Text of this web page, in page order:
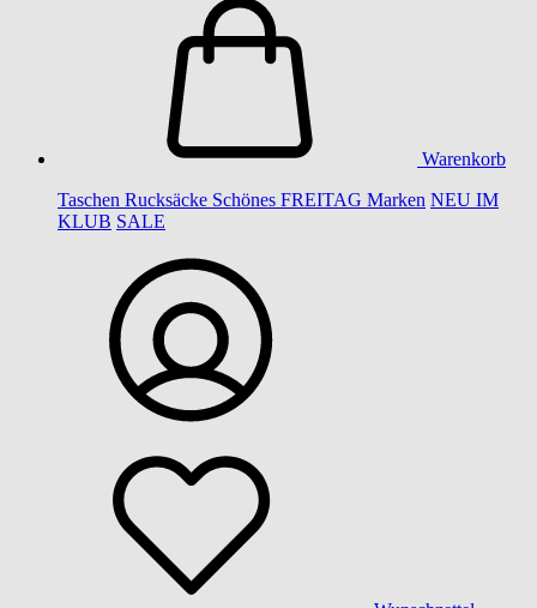
Warenkorb
Taschen Rucksäcke Schönes FREITAG Marken NEU IM
KLUB SALE